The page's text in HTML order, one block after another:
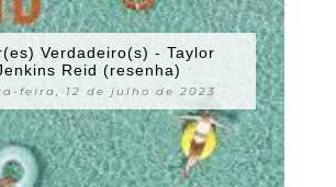
Verdadeiro(s) - Taylor
Reid (resenha)
feira, 12 de julho de 2023